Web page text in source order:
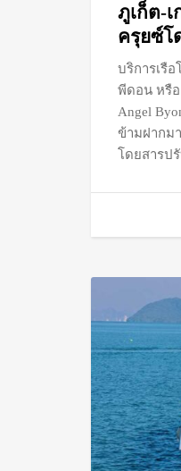
ภูเก็ต-เ
ครุยซ์โ
บริการเรือ
พีดอน หรือ
Angel
ข้ามฝากม
โดยสารป